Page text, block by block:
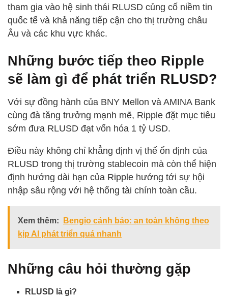
tham gia vào hệ sinh thái RLUSD củng cố niềm tin
quốc tế và khả năng tiếp cận cho thị trường châu
Âu và các khu vực khác.
Những bước tiếp theo Ripple
sẽ làm gì để phát triển RLUSD?
Với sự đồng hành của BNY Mellon và AMINA Bank
cùng đà tăng trưởng mạnh mẽ, Ripple đặt mục tiêu
sớm đưa RLUSD đạt vốn hóa 1 tỷ USD.
Điều này không chỉ khẳng định vị thế ổn định của
RLUSD trong thị trường stablecoin mà còn thể hiện
định hướng dài hạn của Ripple hướng tới sự hội
nhập sâu rộng với hệ thống tài chính toàn cầu.
Xem thêm:
Bengio cảnh báo: an toàn không theo
kịp AI phát triển quá nhanh
Những câu hỏi thường gặp
RLUSD là gì?